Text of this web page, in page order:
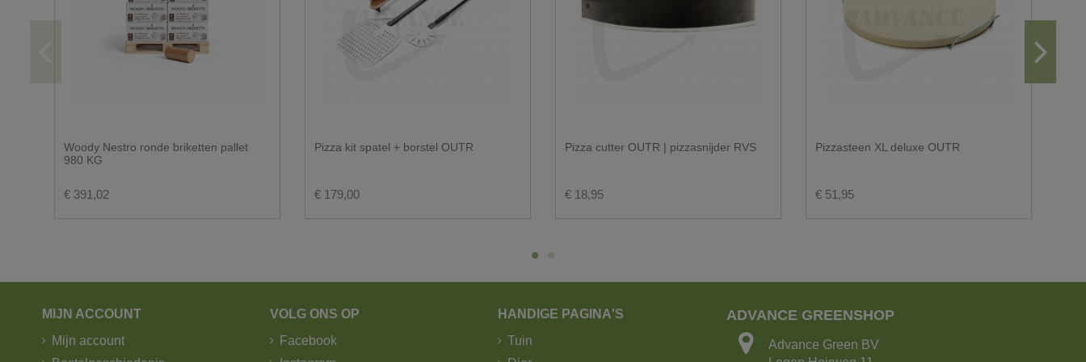
BK058
Bij twijfel, stuur ons gerust enkele foto's.
Hoeveel plaats moet je vrijhouden voor een losse levering?
U wenst graag een levering in big bag?
Woody Nestro ronde briketten pallet
980 KG
€ 391,02
Pizza kit spatel + borstel OUTR
€ 179,00
Pizza cutter OUTR | pizzasnijder RVS
€ 18,95
Pizzasteen XL deluxe OUTR
€ 51,95
MIJN ACCOUNT
Mijn account
VOLG ONS OP
Facebook
HANDIGE PAGINA'S
Tuin
ADVANCE GREENSHOP
Advance Green BV